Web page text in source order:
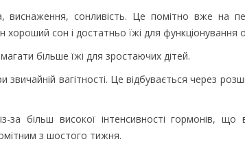
виснаження, сонливість. Це помітно вже на
сон і достатньо їжі для функціонування
більше їжі для зростаючих дітей.
вагітності. Це відбувається через
за більш високої інтенсивності гормонів, що
з шостого тижня.